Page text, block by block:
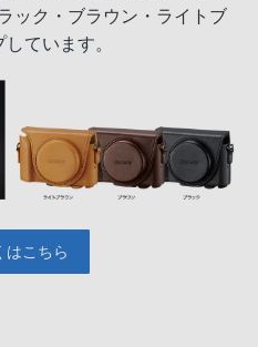
ック・ブラウン・ライトブ
ています。
はこちら